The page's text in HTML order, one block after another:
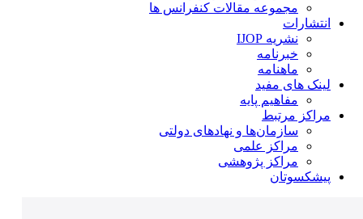
مجموعه مقالات کنفرانس ها
انتشارات
نشریه IJOP
خبرنامه
ماهنامه
لینک های مفید
مفاهیم پایه
مراکز مرتبط
سازمان‌ها و نهادهای دولتی
مراکز علمی
مراکز پژوهشی
پیشکسوتان